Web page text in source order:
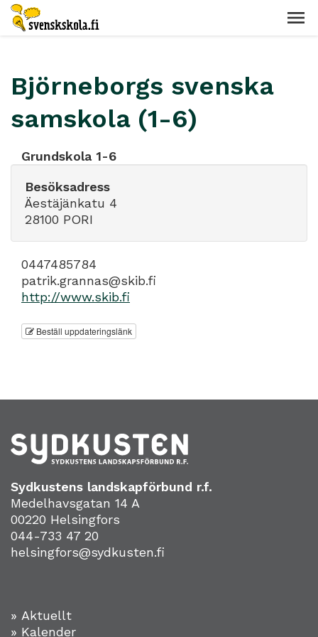
Björneborgs svenska
samskola (1-6)
Grundskola 1-6
Besöksadress
Äestäjänkatu 4
28100 PORI
0447485784
patrik.grannas@skib.fi
http://www.skib.fi
Beställ uppdateringslänk
Sydkustens landskapförbund r.f.
Medelhavsgatan 14 A
00220 Helsingfors
044-733 47 20
helsingfors@sydkusten.fi
» Aktuellt
» Kalender